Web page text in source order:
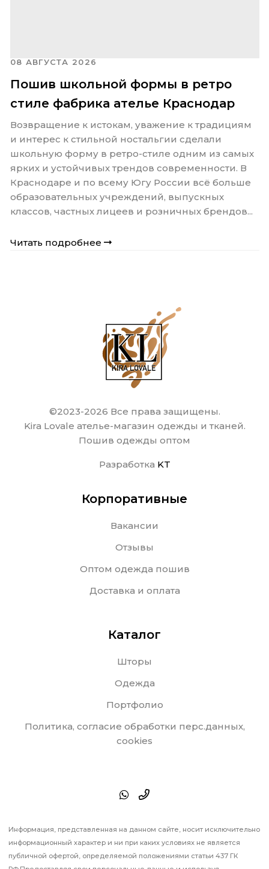
08 АВГУСТА 2026
Пошив школьной формы в ретро
стиле фабрика ателье Краснодар
Возвращение к истокам, уважение к традициям
и интерес к стильной ностальгии сделали
школьную форму в ретро-стиле одним из самых
ярких и устойчивых трендов современности. В
Краснодаре и по всему Югу России всё больше
образовательных учреждений, выпускных
классов, частных лицеев и розничных брендов...
Читать подробнее
©2023-2026 Все права защищены.
Kira Lovale ателье-магазин одежды и тканей.
Пошив одежды оптом
Разработка KT
Корпоративные
Вакансии
Отзывы
Оптом одежда пошив
Доставка и оплата
Каталог
Шторы
Одежда
Портфолио
Политика, согласие обработки перс.данных,
cookies
Информация, представленная на данном сайте, носит исключительно
информационный характер и ни при каких условиях не является
публичной офертой, определяемой положениями статьи 437 ГК